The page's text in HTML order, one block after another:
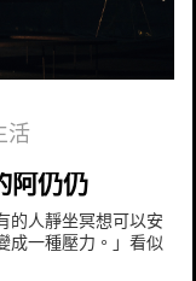
活
阿仍仍
的人靜坐冥想可以安
成一種壓力。」看似